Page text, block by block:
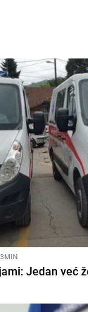
Jedan već